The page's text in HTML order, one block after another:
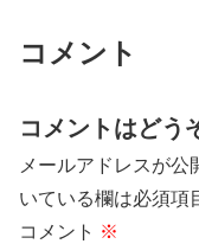
コメント
コメントはどう
メールアドレスが公
いている欄は必須項
コメント ※